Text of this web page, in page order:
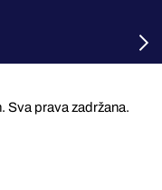
Sva prava zadržana.